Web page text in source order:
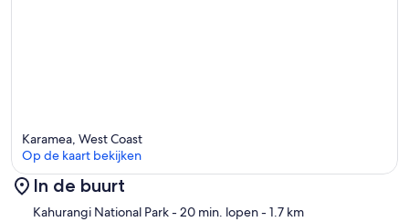
Kaart
Karamea, West Coast
Op de kaart bekijken
In de buurt
Kahurangi National Park- 20 min. lopen- 1.7 km